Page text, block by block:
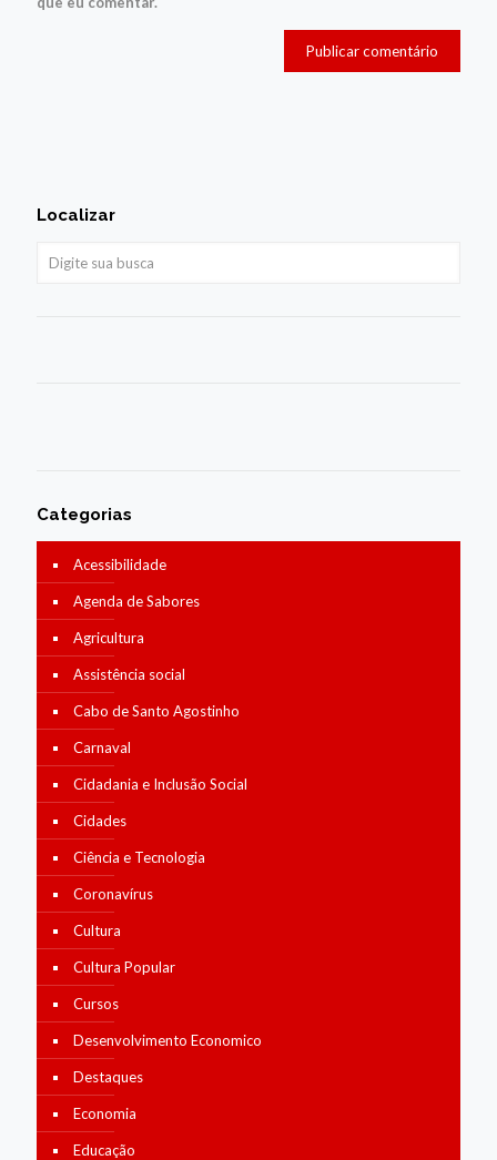
Localizar
Categorias
Acessibilidade
Agenda de Sabores
Agricultura
Assistência social
Cabo de Santo Agostinho
Carnaval
Cidadania e Inclusão Social
Cidades
Ciência e Tecnologia
Coronavírus
Cultura
Cultura Popular
Cursos
Desenvolvimento Economico
Destaques
Economia
Educação